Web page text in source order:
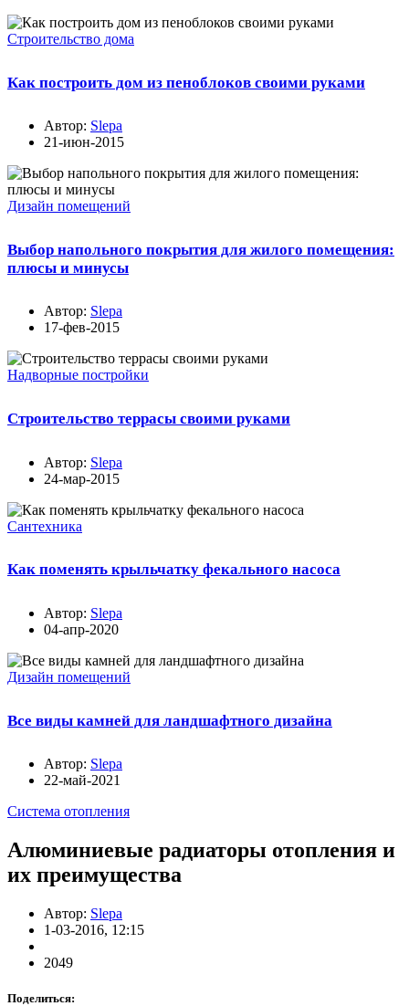
Строительство дома
Как построить дом из пеноблоков своими руками
Автор: Slepa
21-июн-2015
Дизайн помещений
Выбор напольного покрытия для жилого помещения:
плюсы и минусы
Автор: Slepa
17-фев-2015
Надворные постройки
Строительство террасы своими руками
Автор: Slepa
24-мар-2015
Сантехника
Как поменять крыльчатку фекального насоса
Автор: Slepa
04-апр-2020
Дизайн помещений
Все виды камней для ландшафтного дизайна
Автор: Slepa
22-май-2021
Система отопления
Алюминиевые радиаторы отопления и
их преимущества
Автор: Slepa
1-03-2016, 12:15
2049
Поделиться: